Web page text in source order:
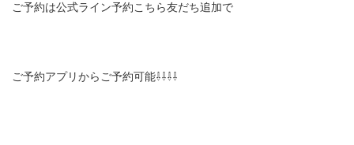
ご予約は公式ライン予約こちら友だち追加で
ご予約アプリからご予約可能⇩⇩⇩⇩